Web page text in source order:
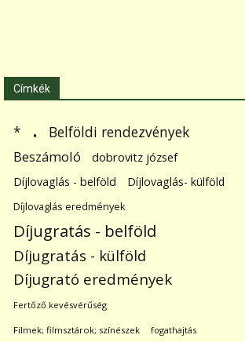
Címkék
* . Belföldi rendezvények
Beszámoló dobrovitz józsef
Díjlovaglás - belföld Díjlovaglás- külföld
Díjlovaglás eredmények
Díjugratás - belföld
Díjugratás - külföld
Díjugrató eredmények
Fertőző kevésvérűség
Filmek; filmsztárok; színészek fogathajtás